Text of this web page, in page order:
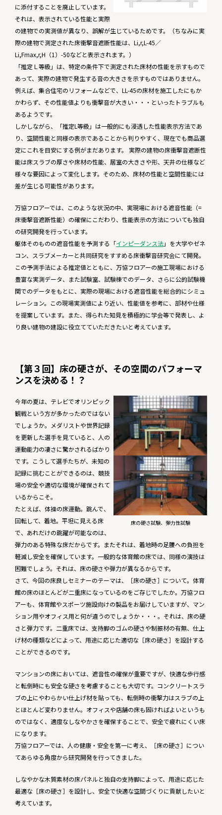
に添付することを廃止しています。
それは、表示されている性能と実際
の建物での実測値が異なり、誤解が生じているためです。（ちなみに実
際の建物で測定された床衝撃音遮断性能は、Li,r,L-45／
Li,Fmax,r,H（1）-50などと表示されます。）
「推定Ｌ等級」は、特定の条件下で測定された床材の性能を示すもので
あって、実際の建物で発生する音の大きさを示すものではありません。
例えば、集合住宅のリフォームなどで、LL-45の床材を施工したにもか
かわらず、その性能値よりも衝撃音が大きい・・・といったトラブルも
あるようです。
しかしながら、「推定L等級」は一般的にも浸透した性能表示方法であ
り、空間性能と同様の表示であることから判りやすく、現在でも商品選
定にこれを目安にする例がまだあります。 実際の建物の床衝撃音遮断性
能は床スラブの厚さや床材の性能、居室の大きさや形、天井の仕様など
様々な要因によって変化します。そのため、床材の性能と空間性能には
差が生じる可能性があります。
万協フロアーでは、このような状況の中、実現場における遮音性能（=
床衝撃音遮断性能）の確保にこだわり、性能表示の方法についても独自
の研究開発を行っています。
躯体そのものの遮音性能を予測する「インピーダンス法」を大学やゼネ
コン、スラブメーカーと共同研究をすすめる床衝撃音研究会にて開発。
この予測手法による推定値とともに、万協フロアーの施工現場における
豊富な実測データ、また試験室、試験棟でのデータ、さらに公的試験機
関でのデータをもとに、実際の現場における遮音性能を総合的にシミュ
レーション。この現場実測値により近い、性能値を参考に、部材や仕様
を提案しています。また、得られた知見を積極的に学会等で発表し、よ
り良い建物の建設に役立てていただきたいと考えています。
【第３回】床の硬さが、その空間のパフォーマ
ンスを決める！？
床の硬さ試験、弾力性試験
今年の夏は、テレビでオリンピック
観戦という方が多かったのではない
でしょうか。メダリストや世界記録
を更新した選手を見ていると、人の
運動能力の凄さに驚かされるばかり
です。こうして選手たちが、未知の
記録に挑むことができるのは、競技
場の安全や適切な環境が確保されて
いるからこそ。
たとえば、体操の床運動。跳んで、
回転して、着地。平坦に見える床
で、あれだけの跳躍が可能なのは、
弾力のある特殊な床だからです。またそれは、着地時の足腰への負担を
軽減し安全を確保しています。一般的な体育館の床では、同様の演技は
困難でしょう。それは、床の硬さや弾力が異なるからです。
さて、今回の床良しセミナーのテーマは、［床の硬さ］について。体育
館の床のほとんどが二重床になっているのをご存じでしたか。万協フロ
アーも、体育館やスポーツ施設向けの製品をお届けしていますが、マン
ション用やオフィス用と何が違うのでしょうか・・・。それは、床の硬
さと弾力です。二重床では、支持脚のゴムの硬さや制振材の有無、仕上
げ材の種類などによって、用途に応じた適切な［床の硬さ］を設計する
ことができるのです。
マンションの床においては、遮音性の確保が重要ですが、快適な歩行感
と転倒時にも安全な硬さを考慮することも大切です。コンクリートスラ
ブの上にやわらかい仕上げ材を貼っても、転倒時の衝撃力はスラブの上
とほとんど変わりません。オフィスや店舗の床も固ければよいというも
のではなく、適度なしなやかさを確保することで、安全で疲れにくい床
になります。
万協フロアーでは、人の健康・安全を第一に考え、［床の硬さ］につい
てあらゆる角度から研究開発を行ってきました。
しなやかな木質素材の床パネルと独自の支持脚によって、用途に応じた
最適な［床の硬さ］を設計し、安全で快適な空間づくりに貢献したいと
考えています。